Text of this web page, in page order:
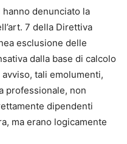
denunciato la
7 della Direttiva
esclusione delle
dalla base di calcolo
tali emolumenti,
professionale, non
dipendenti
ma erano logicamente